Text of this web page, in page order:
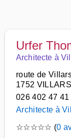
Urfer
Architecte à
route de
1752
026 402 47 41
Architecte à
☆☆☆☆☆ (0